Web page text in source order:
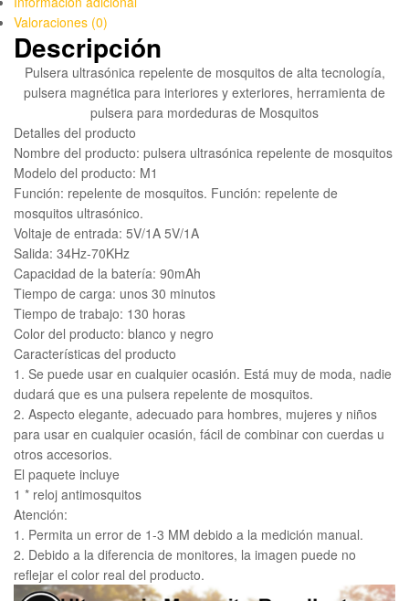
Valoraciones (0)
Descripción
Pulsera ultrasónica repelente de mosquitos de alta tecnología,
pulsera magnética para interiores y exteriores, herramienta de
pulsera para mordeduras de Mosquitos
Detalles del producto
Nombre del producto: pulsera ultrasónica repelente de mosquitos
Modelo del producto: M1
Función: repelente de mosquitos. Función: repelente de
mosquitos ultrasónico.
Voltaje de entrada: 5V/1A 5V/1A
Salida: 34Hz-70KHz
Capacidad de la batería: 90mAh
Tiempo de carga: unos 30 minutos
Tiempo de trabajo: 130 horas
Color del producto: blanco y negro
Características del producto
1. Se puede usar en cualquier ocasión. Está muy de moda, nadie
dudará que es una pulsera repelente de mosquitos.
2. Aspecto elegante, adecuado para hombres, mujeres y niños
para usar en cualquier ocasión, fácil de combinar con cuerdas u
otros accesorios.
El paquete incluye
1 * reloj antimosquitos
Atención:
1. Permita un error de 1-3 MM debido a la medición manual.
2. Debido a la diferencia de monitores, la imagen puede no
reflejar el color real del producto.